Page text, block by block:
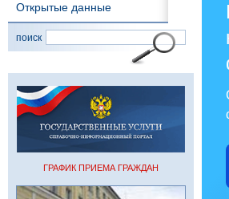
Открытые данные
поиск
ГРАФИК ПРИЕМА ГРАЖДАН